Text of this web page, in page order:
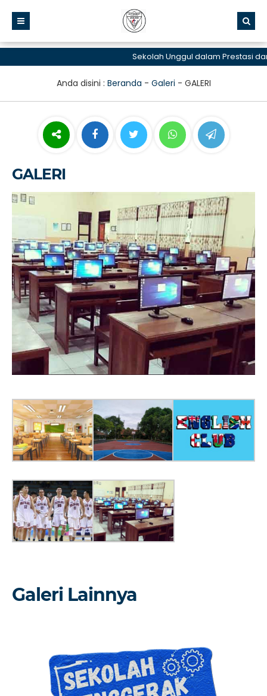
Sekolah Unggul dalam Prestasi dan
Anda disini : Beranda - Galeri - GALERI
GALERI
Galeri Lainnya